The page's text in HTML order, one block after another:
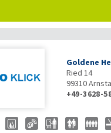
Goldene
Ried 14
99310
+49-3628-